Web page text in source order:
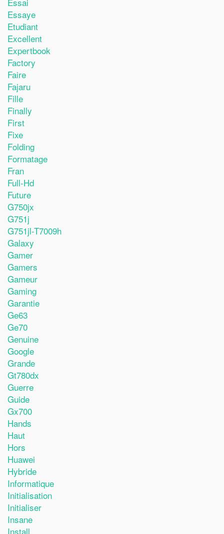
Essaye
Etudiant
Excellent
Expertbook
Factory
Faire
Fajaru
Fille
Finally
First
Fixe
Folding
Formatage
Fran
Full-Hd
Future
G750jx
G751j
G751jl-T7009h
Galaxy
Gamer
Gamers
Gameur
Gaming
Garantie
Ge63
Ge70
Genuine
Google
Grande
Gt780dx
Guerre
Guide
Gx700
Hands
Haut
Hors
Huawei
Hybride
Informatique
Initialisation
Initialiser
Insane
Install